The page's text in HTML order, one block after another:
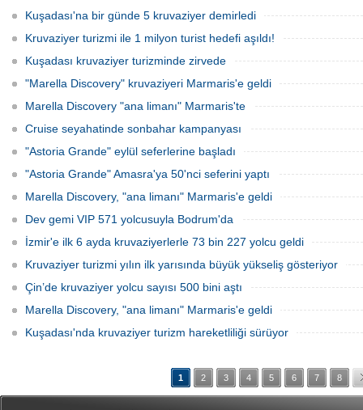
Kuşadası'na bir günde 5 kruvaziyer demirledi
Kruvaziyer turizmi ile 1 milyon turist hedefi aşıldı!
Kuşadası kruvaziyer turizminde zirvede
"Marella Discovery" kruvaziyeri Marmaris'e geldi
Marella Discovery "ana limanı" Marmaris'te
Cruise seyahatinde sonbahar kampanyası
"Astoria Grande" eylül seferlerine başladı
"Astoria Grande" Amasra'ya 50'nci seferini yaptı
Marella Discovery, "ana limanı" Marmaris'e geldi
Dev gemi VIP 571 yolcusuyla Bodrum'da
İzmir'e ilk 6 ayda kruvaziyerlerle 73 bin 227 yolcu geldi
Kruvaziyer turizmi yılın ilk yarısında büyük yükseliş gösteriyor
Çin’de kruvaziyer yolcu sayısı 500 bini aştı
Marella Discovery, "ana limanı" Marmaris'e geldi
Kuşadası'nda kruvaziyer turizm hareketliliği sürüyor
1 2 3 4 5 6 7 8